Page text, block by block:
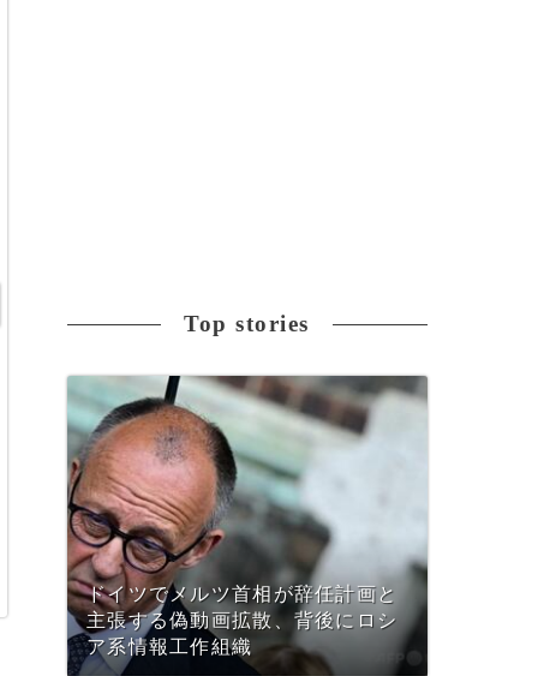
Top stories
ドイツでメルツ首相が辞任計画と
主張する偽動画拡散、背後にロシ
ア系情報工作組織